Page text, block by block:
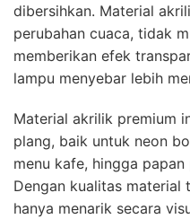
dibersihkan. Material
perubahan cuaca, tidak
memberikan efek
lampu menyebar lebih
Material akrilik premium
plang, baik untuk neon
menu kafe, hingga
Dengan kualitas material
hanya menarik secara